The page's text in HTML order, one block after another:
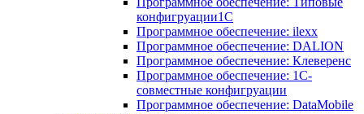
конфигруации1С
Программное обеспечение: ilexx
Программное обеспечение: DALION
Программное обеспечение: Клеверенс
Программное обеспечение: 1С-
совместные конфигруации
Программное обеспечение: DataMobile